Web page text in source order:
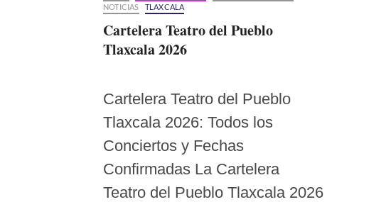
NOTICIAS
TLAXCALA
Cartelera Teatro del Pueblo
Tlaxcala 2026
Cartelera Teatro del Pueblo
Tlaxcala 2026: Todos los
Conciertos y Fechas
Confirmadas La Cartelera
Teatro del Pueblo Tlaxcala 2026